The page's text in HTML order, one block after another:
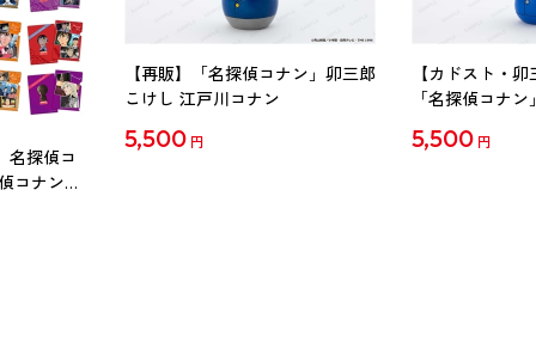
名探偵コ
コナン」
【再販】「名探偵コナン」卯三郎
こけし 江戸川コナン
5,500 円
【カドスト・
「名探偵コナ
5,500 円